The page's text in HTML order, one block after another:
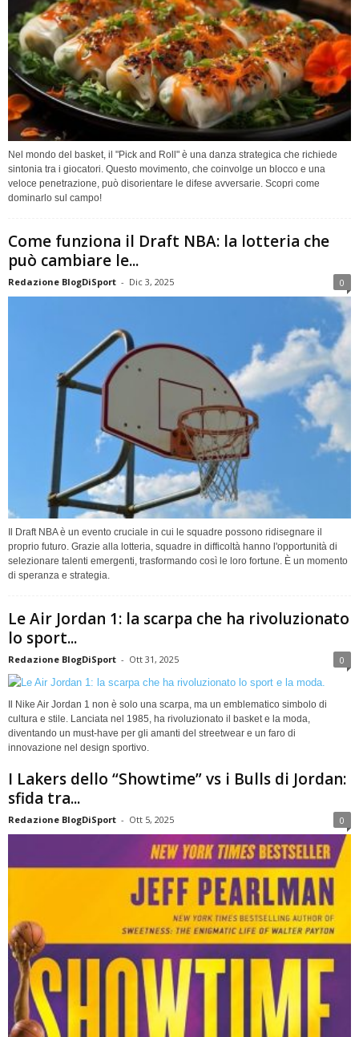
Nel mondo del basket, il "Pick and Roll" è una danza strategica che richiede
sintonia tra i giocatori. Questo movimento, che coinvolge un blocco e una
veloce penetrazione, può disorientare le difese avversarie. Scopri come
dominarlo sul campo!
Come funziona il Draft NBA: la lotteria che
può cambiare le...
Redazione BlogDiSport - Dic 3, 2025 0
Il Draft NBA è un evento cruciale in cui le squadre possono ridisegnare il
proprio futuro. Grazie alla lotteria, squadre in difficoltà hanno l'opportunità di
selezionare talenti emergenti, trasformando così le loro fortune. È un momento
di speranza e strategia.
Le Air Jordan 1: la scarpa che ha rivoluzionato
lo sport...
Redazione BlogDiSport - Ott 31, 2025 0
Il Nike Air Jordan 1 non è solo una scarpa, ma un emblematico simbolo di
cultura e stile. Lanciata nel 1985, ha rivoluzionato il basket e la moda,
diventando un must-have per gli amanti del streetwear e un faro di
innovazione nel design sportivo.
I Lakers dello “Showtime” vs i Bulls di Jordan:
sfida tra...
Redazione BlogDiSport - Ott 5, 2025 0